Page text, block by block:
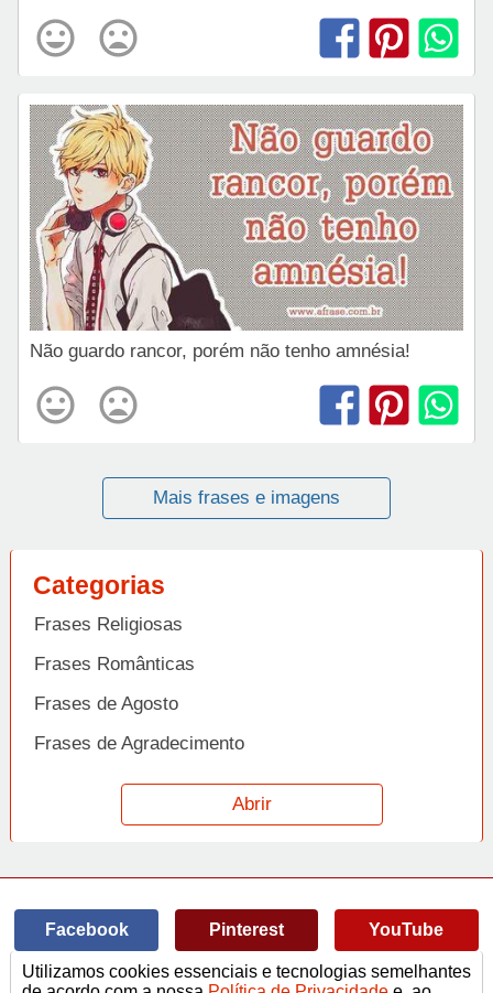
Não guardo rancor, porém não tenho amnésia!
Mais frases e imagens
Categorias
Frases Religiosas
Frases Românticas
Frases de Agosto
Frases de Agradecimento
Frases de Amizade
Frases de Amor
Frases de Arrependimento
Frases de Atitude
Abrir
Facebook Pinterest YouTube
© Copyright 2014-2022A Frase.
Utilizamos cookies essenciais e tecnologias semelhantes